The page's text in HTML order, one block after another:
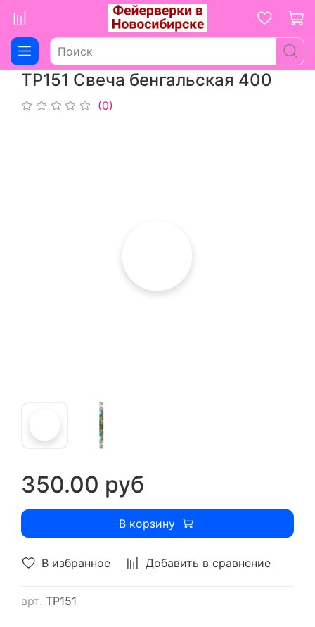
ТР151 Свеча бенгальская 400
(0)
В избранное Добавить в сравнение
арт. ТР151
350.00 руб
В корзину